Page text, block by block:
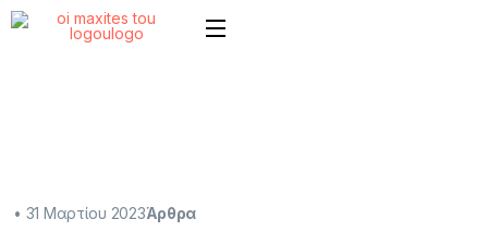
• 31 Μαρτίου 2023Άρθρα